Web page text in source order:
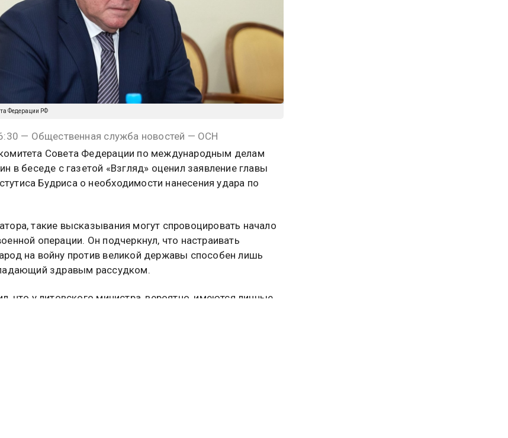
Федерации РФ
— Общественная служба новостей — ОСН
Совета Федерации по международным делам
в беседе с газетой «Взгляд» оценил заявление главы
Будриса о необходимости нанесения удара по
такие высказывания могут спровоцировать начало
операции. Он подчеркнул, что настраивать
на войну против великой державы способен лишь
здравым рассудком.
что у литовского министра, вероятно, имеются личные